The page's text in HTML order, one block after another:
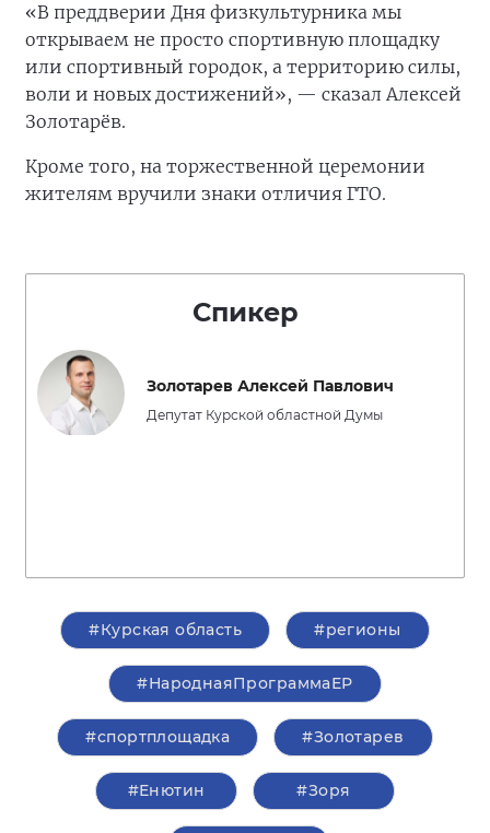
«В преддверии Дня физкультурника мы
открываем не просто спортивную площадку
или спортивный городок, а территорию силы,
воли и новых достижений», — сказал Алексей
Золотарёв.
Кроме того, на торжественной церемонии
жителям вручили знаки отличия ГТО.
Спикер
Золотарев Алексей Павлович
Депутат Курской областной Думы
#Курская область #регионы
#НароднаяПрограммаЕР
#спортплощадка #Золотарев
#Енютин #Зоря